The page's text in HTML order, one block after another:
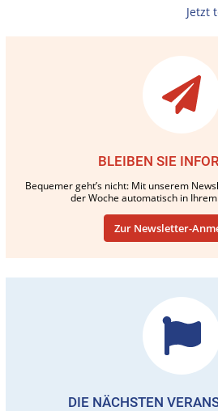
Jetzt
BLEIBEN SIE
Bequemer geht’s nicht: Mit unserem
der Woche automatisch in
Zur Newsletter-
DIE NÄCHSTEN